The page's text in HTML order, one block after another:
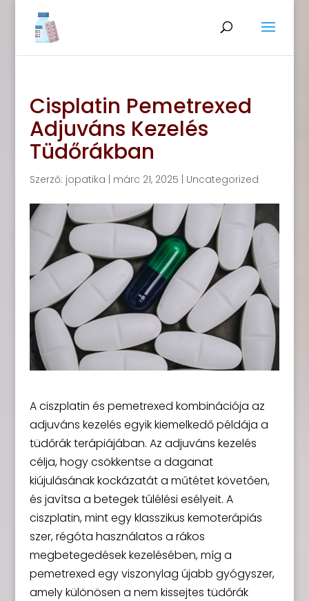
Cisplatin Pemetrexed
Adjuváns Kezelés
Tüdőrákban
Szerző: jopatika márc 21, 2025 Uncategorized
A ciszplatin és pemetrexed kombinációja az
adjuváns kezelés egyik kiemelkedő példája a
tüdőrák terápiájában. Az adjuváns kezelés
célja, hogy csökkentse a daganat
kiújulásának kockázatát a műtétet követően,
és javítsa a betegek túlélési esélyeit. A
ciszplatin, mint egy klasszikus kemoterápiás
szer, régóta használatos a rákos
megbetegedések kezelésében, míg a
pemetrexed egy viszonylag újabb gyógyszer,
amely különösen a nem kissejtes tüdőrák